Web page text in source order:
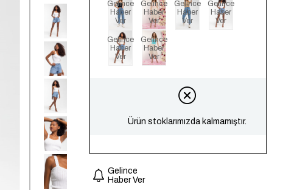
Gelince
Haber
Ver
Gelince
Haber
Ver
Gelince
Haber
Ver
Gelince
Haber
Ver
Gelince
Haber
Ver
Gelince
Haber
Ver
Ürün stoklarımızda kalmamıştır.
Gelince
Haber Ver